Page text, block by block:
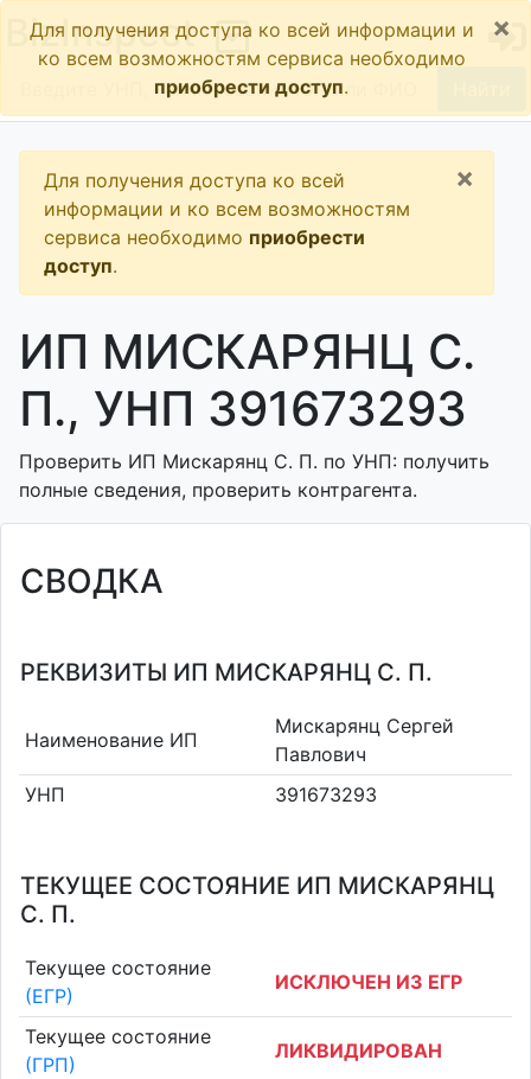
BizInspect
Для получения доступа ко всей информации и
ко всем возможностям сервиса необходимо
приобрести доступ.
×
Для получения доступа ко всей
информации и ко всем возможностям
сервиса необходимо приобрести
доступ.
×
ИП МИСКАРЯНЦ С.
П., УНП 391673293
Проверить ИП Мискарянц С. П. по УНП: получить
полные сведения, проверить контрагента.
СВОДКА
РЕКВИЗИТЫ ИП МИСКАРЯНЦ С. П.
Наименование ИП
Мискарянц Сергей
Павлович
УНП
391673293
ТЕКУЩЕЕ СОСТОЯНИЕ ИП МИСКАРЯНЦ
С. П.
Текущее состояние
(ЕГР)
ИСКЛЮЧЕН ИЗ ЕГР
Текущее состояние
(ГРП)
ЛИКВИДИРОВАН